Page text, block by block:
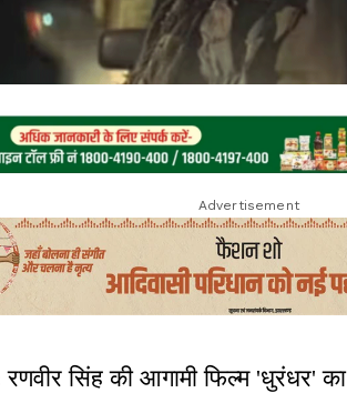
Advertisement
रणवीर सिंह की आगामी फिल्म 'धुरंधर'